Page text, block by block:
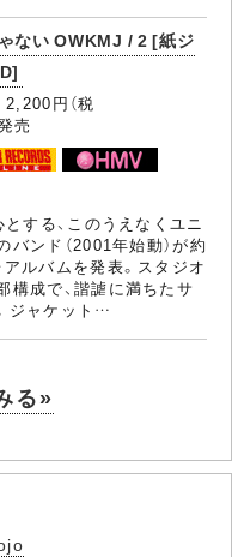
ない OWKMJ / 2 [紙ジ
円（税
売
とする、このうえなくユニ
ンド（2001年始動）が約
アルバムを発表。スタジオ
構成で、諧謔に満ちたサ
ジャケット…
る»